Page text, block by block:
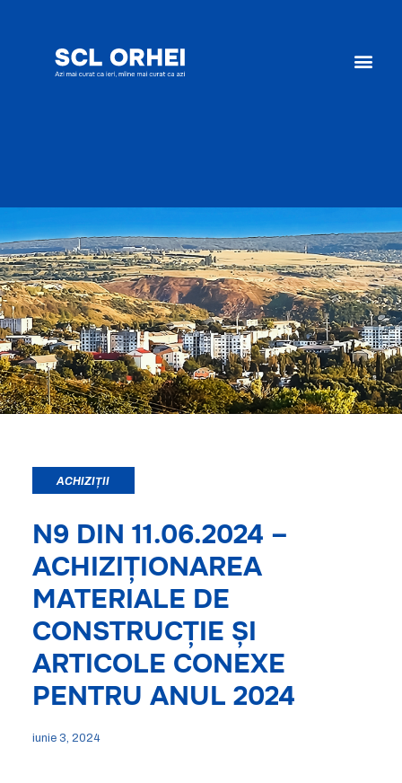
ACHIZIȚII
N9 DIN 11.06.2024 –
ACHIZIȚIONAREA
MATERIALE DE
CONSTRUCȚIE ȘI
ARTICOLE CONEXE
PENTRU ANUL 2024
iunie 3, 2024